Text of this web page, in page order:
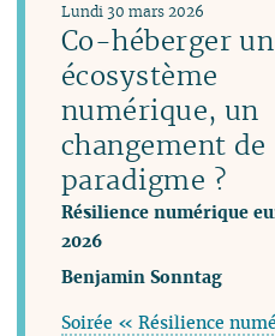
Co-héberger un
écosystème
numérique, un
changement de
paradigme ?
Résilience numérique
2026
Lundi 30 mars 2026
Benjamin Sonntag
Soirée « Résilience